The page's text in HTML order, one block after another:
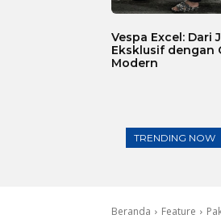
Vespa Excel: Dari
Eksklusif dengan
Modern
TRENDING NOW
Beranda Feature